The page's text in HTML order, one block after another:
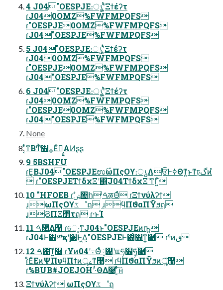
4 J04"OESPJE։ൃʹ͍ͭͯΞϯέʔτ
ɾJ040OMZ%FWFMPQFS
ɾ"OESPJE0OMZ%FWFMPQFS
ɾJ04"OESPJE%FWFMPQFS
5 J04"OESPJE։ൃʹ͍ͭͯΞϯέʔτ
ɾJ040OMZ%FWFMPQFS
ɾ"OESPJE0OMZ%FWFMPQFS
ɾJ04"OESPJE%FWFMPQFS
6 J04"OESPJE։ൃʹ͍ͭͯΞϯέʔτ
ɾJ040OMZ%FWFMPQFS
ɾ"OESPJE0OMZ%FWFMPQFS
ɾJ04"OESPJE%FWFMPQFS
None
͔ͤͬ͘ͳΒͲͬͪ΋࡞Εͨํ͕͍͍ΑͶʂʂ
9 5BSHFU
ɾ͜Ε͔ΒJ04"OESPJEಉ࣌ωΠςΟϒ։ൃΛਓͰߦΘͳ͍ͱͳঢ়گͷํ
 ɾ"OESPJEΤϯδχΞʹ΍͍͞͠J04ΤϯδχΞʹͳΓ͍ͨํ
10 "HFOEB ɾࣗݾ঺հˡࠓऴΘͬͨ ɾΞϯνύλʔϯ
ɹωΠςΟϒػೳฤ ɹϥΠϑαΠΫϧฤ
ɹϨΠΞ΢τฤ ɾ·ͱΊ
11 ࠓ೔͢Δ࿩ ɾେ·͔ͳJ04ͱ"OESPJEͷҧ͍
ɾJ04Ͱ͸༰қʹ࣮૷Ͱ͖Δ͕"OESPJEͰ͸ͦ͏΋͍͔ͳ͍࿩ ɾˢͷٯ
12 ࠓ೔͠ͳ͍࿩ ɾҰํͷ04ʹ߹Θͤͨ࢓༷ʹແཧ໼ཧ͚ۙͮͨ࿩
ɾͦΕͧΕͷΨΠυϥΠϯͷৄࡉͳ࿩ ɾϥΠϑαΠΫϧͷৄ͍͠࿩
ɾ%BUB#JOEJOHʹ·ͭΘΔ࿩ ͔ͨͬͨ͠ʜ
Ξϯνύλʔϯ ωΠςΟϒػೳฤ